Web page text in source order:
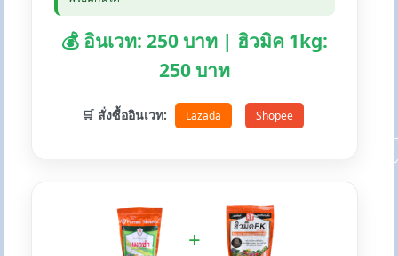
💰 อินเวท: 250 บาท | ฮิวมิค 1kg:
250 บาท
🛒 สั่งซื้ออินเวท: Lazada Shopee
+